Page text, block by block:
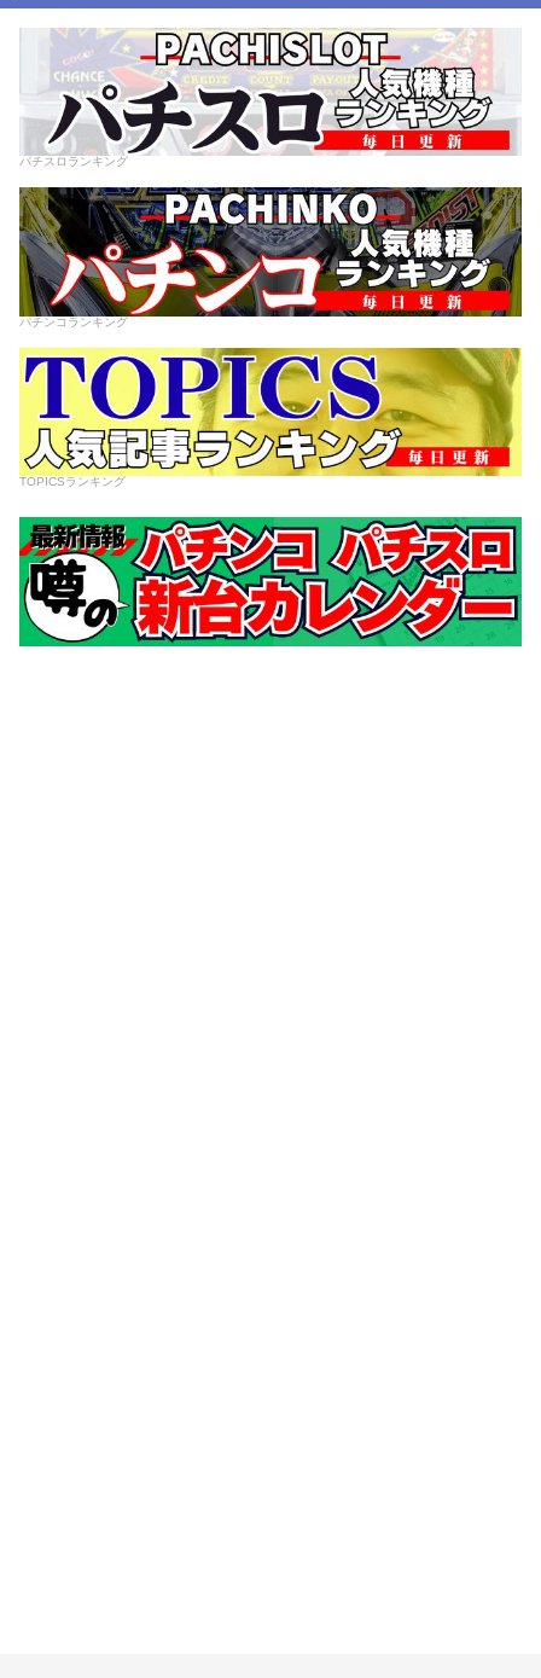
パチスロランキング
パチンコランキング
TOPICSランキング